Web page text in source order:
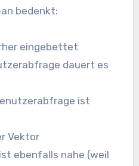
bedenkt:
eingebettet
dauert es
ist
Vektor
ebenfalls nahe (weil